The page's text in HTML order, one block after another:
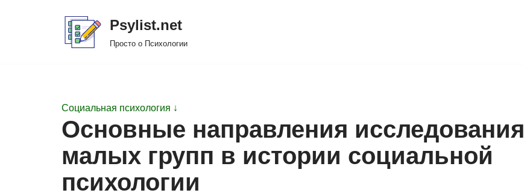
Psylist.net
Просто о Психологии
Социальная психология ↓
Основные направления исследования
малых групп в истории социальной
психологии